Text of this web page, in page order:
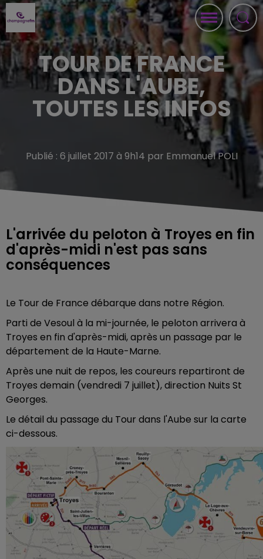
TOUR DE FRANCE
DANS L'AUBE,
TOUTES LES INFOS
Publié : 6 juillet 2017 à 9h14 par Emmanuel POLI
L'arrivée du peloton à Troyes en fin
d'après-midi n'est pas sans
conséquences
Le Tour de France débarque dans notre Région.
Parti de Vesoul à la mi-journée, le peloton arrivera à
Troyes en fin d'après-midi, après un passage par le
département de la Haute-Marne.
Après une nuit de repos, les coureurs repartiront de
Troyes demain (vendredi 7 juillet), direction Nuits St
Georges.
Le détail du passage du Tour dans l'Aube sur la carte
ci-dessous.